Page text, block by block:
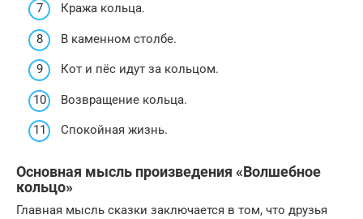
Кража кольца.
В каменном столбе.
Кот и пёс идут за кольцом.
Возвращение кольца.
Спокойная жизнь.
Основная мысль произведения «Волшебное
кольцо»
Главная мысль сказки заключается в том, что друзья